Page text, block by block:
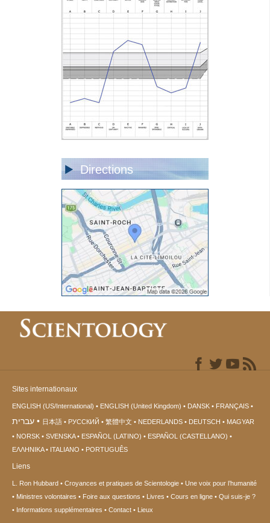
Directions
Sites internationaux
ENGLISH (US/International) ENGLISH (United Kingdom) DANSK FRANÇAIS
עברית 日本語 РУССКИЙ 繁體中文 NEDERLANDS DEUTSCH
MAGYAR
NORSK
SVENSKA ESPAÑOL (LATINO)
ESPAÑOL (CASTELLANO)
ΕΛΛΗΝΙΚA
ITALIANO PORTUGUÊS
Liens
L. Ron Hubbard Croyances et pratiques de Scientologie
Une voix pour l’humanité
Ministres volontaires
Foire aux questions Livres Cours en ligne
Qui suis-je ?
Informations supplémentaires
Contact Lieux